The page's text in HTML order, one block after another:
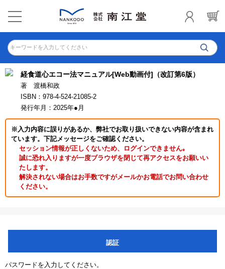
キーワードを入力してください
経食道心エコー法マニュアル[Web動画付]（改訂第6版）
著 渡橋和政
ISBN：978-4-524-21085-2
発行年月：2025年●月
※入力内容に誤りがあるか、弊社でお取り扱いできない内容が含まれ
ています。下記メッセージをご確認ください。
セッション情報が正しくないため、ログインできません｡
誠に恐れ入りますが一度ブラウザを閉じて再アクセスをお願いい
たします。
解決されない場合はお手数ですがメールかお電話でお問い合わせ
ください。
認証
パスワードを入力してください。